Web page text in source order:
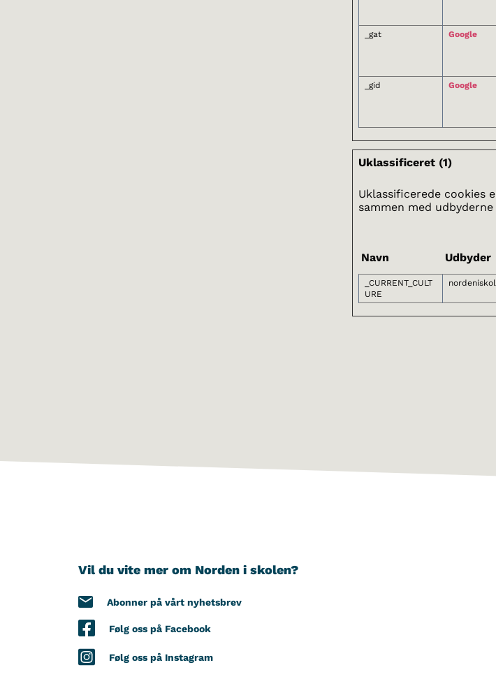
_gat Google
_gid Google
Uklassificeret (1)
Uklassificerede cookies
sammen med
Navn Udbyder
_CURRENT_CULT
URE
Vil du vite mer om Norden i skolen?
Abonner på vårt nyhetsbrev
Følg oss på Facebook
Følg oss på Instagram